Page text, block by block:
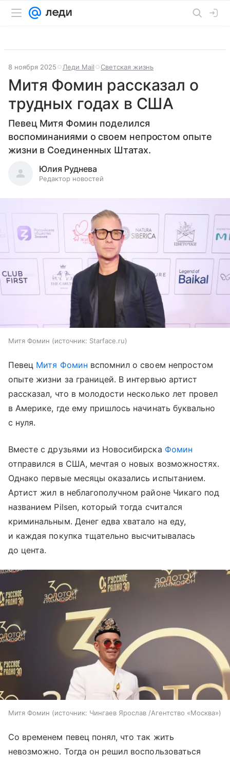
8 ноября 2025 Леди Mail Светская жизнь
Митя Фомин рассказал о
трудных годах в США
Певец Митя Фомин поделился
воспоминаниями о своем непростом опыте
жизни в Соединенных Штатах.
Юлия Руднева
Редактор новостей
Митя Фомин источник: Starface.ru
Певец Митя Фомин вспомнил о своем непростом
опыте жизни за границей. В интервью артист
рассказал, что в молодости несколько лет провел
в Америке, где ему пришлось начинать буквально
с нуля.
Вместе с друзьями из Новосибирска Фомин
отправился в США, мечтая о новых возможностях.
Однако первые месяцы оказались испытанием.
Артист жил в неблагополучном районе Чикаго под
названием Pilsen, который тогда считался
криминальным. Денег едва хватало на еду,
и каждая покупка тщательно высчитывалась
до цента.
Митя Фомин источник: Чингаев Ярослав /Агентство «Москва»
Со временем певец понял, что так жить
невозможно. Тогда он решил воспользоваться